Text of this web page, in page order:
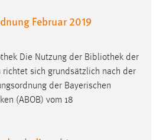
Februar 2019
Die Nutzung der Bibliothek der
richtet sich grundsätzlich nach der
der Bayerischen
(ABOB) vom 18